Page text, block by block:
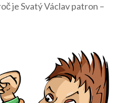
je Svatý Václav patron –